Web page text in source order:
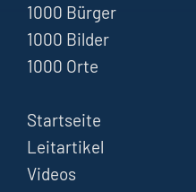
1000 Bürger
1000 Bilder
1000 Orte
Startseite
Leitartikel
Videos